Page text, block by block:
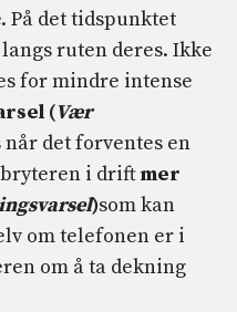
På det tidspunktet
ruten deres. Ikke
for mindre intense
(Vær
når det forventes en
i driftmer
)som kan
om telefonen er i
om å ta dekning